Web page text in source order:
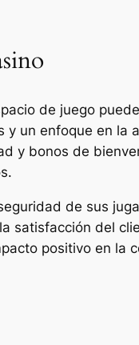
de juego
y un enfoque en
y bonos de
de sus
satisfacción del
positivo en la